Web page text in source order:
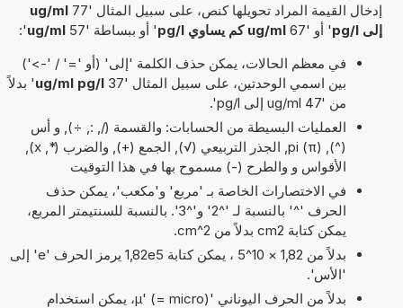
إدخال القيمة المراد تحويلها كنص، على سبيل المثال '77
ug/ml
إلى pg/l
' أو '67 ug/ml كم يساوي pg/l ' أو ببساطة '57 ug/ml
':
في معظم الحالات، يمكن حذف الكلمة 'إلى' (أو '=' / '->')
بين اسمي الوحدتين، على سبيل المثال '37
ug/ml pg/l' بدلاً
من '47 ug/ml إلى pg/l'.
العمليات البسيطة من الحسابات: والقسمة (/, :, ÷), و أس
(^), pi (π), الجذر التربيعي (√), الجمع (+), والضرب (*, x),
الأقواس و والطرح (-) مسموح بها في هذا التوقيت
في الاختصارات الخاصة بـ 'مربع' و'مكعب'، يمكن حذف
الحرف '^' بالنسبة لـ '^2' و'^3'. بالنسبة للسنتيمتر المربع،
يمكن كتابة cm2 بدلاً من cm^2.
بدلاً من 1,82 × 10^5 ، يمكن كتابة 1,82e5 يرمز الحرف 'e' إلى
'الأس'.
بدلاً من الحرف اليوناني 'µ' (= micro)، يمكن استخدام